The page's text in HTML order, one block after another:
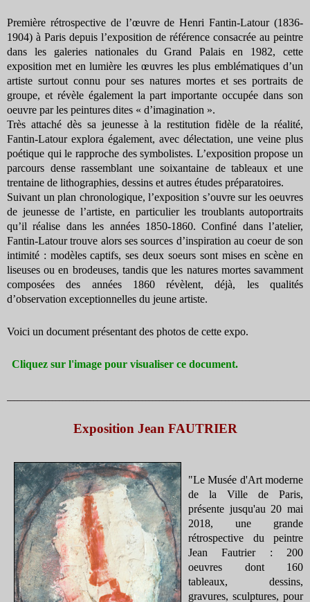
Première rétrospective de l’œuvre de Henri Fantin-Latour (1836-
1904) à Paris depuis l’exposition de référence consacrée au peintre
dans les galeries nationales du Grand Palais en 1982, cette
exposition met en lumière les œuvres les plus emblématiques d’un
artiste surtout connu pour ses natures mortes et ses portraits de
groupe, et révèle également la part importante occupée dans son
oeuvre par les peintures dites « d’imagination ».
Très attaché dès sa jeunesse à la restitution fidèle de la réalité,
Fantin-Latour explora également, avec délectation, une veine plus
poétique qui le rapproche des symbolistes. L’exposition propose un
parcours dense rassemblant une soixantaine de tableaux et une
trentaine de lithographies, dessins et autres études préparatoires.
Suivant un plan chronologique, l’exposition s’ouvre sur les oeuvres
de jeunesse de l’artiste, en particulier les troublants autoportraits
qu’il réalise dans les années 1850-1860. Confiné dans l’atelier,
Fantin-Latour trouve alors ses sources d’inspiration au coeur de son
intimité : modèles captifs, ses deux soeurs sont mises en scène en
liseuses ou en brodeuses, tandis que les natures mortes savamment
composées des années 1860 révèlent, déjà, les qualités
d’observation exceptionnelles du jeune artiste.
Voici un document présentant des photos de cette expo.
Cliquez sur l'image pour visualiser ce document.
Exposition Jean FAUTRIER
"Le Musée d'Art moderne
de la Ville de Paris,
présente jusqu'au 20 mai
2018, une grande
rétrospective du peintre
Jean Fautrier : 200
oeuvres dont 160
tableaux, dessins,
gravures, sculptures, pour